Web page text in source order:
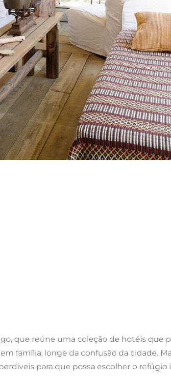
que reúne uma coleção de hotéis que
família, longe da confusão da cidade.
para que possa escolher o refúgio